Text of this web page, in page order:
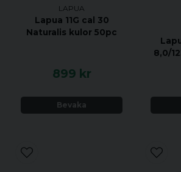
LAPUA
Lapua 11G cal 30
Naturalis kulor 50pc
899 kr
Bevaka
8,0/